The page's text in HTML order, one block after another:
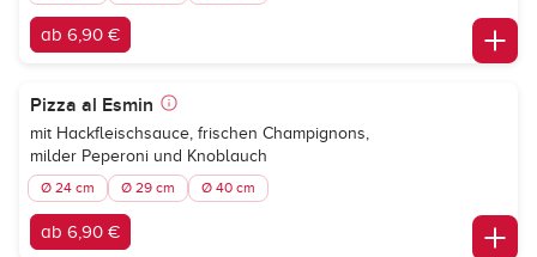
ab 6,90 €
Pizza al Esmin
mit Hackfleischsauce, frischen Champignons,
milder Peperoni und Knoblauch
Ø 24 cm Ø 29 cm Ø 40 cm
ab 6,90 €